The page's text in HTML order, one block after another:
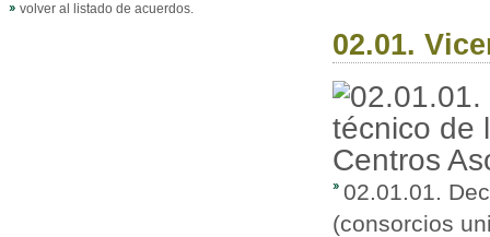
volver al listado de acuerdos.
02.01.
02.01.01.
(consorcios